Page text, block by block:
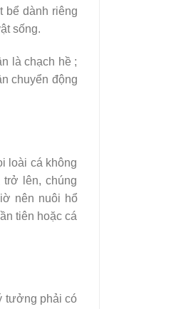
bể dành riêng
sống.
là chạch hề ;
chuyển động
loài cá không
lên, chúng
nên nuôi hổ
tiên hoặc cá
tưởng phải có